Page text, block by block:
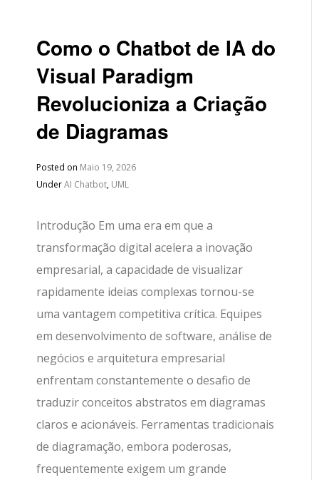
Como o Chatbot de IA do
Visual Paradigm
Revolucioniza a Criação
de Diagramas
Posted on Maio 19, 2026
UnderAI Chatbot, UML
Introdução Em uma era em que a
transformação digital acelera a inovação
empresarial, a capacidade de visualizar
rapidamente ideias complexas tornou-se
uma vantagem competitiva crítica. Equipes
em desenvolvimento de software, análise de
negócios e arquitetura empresarial
enfrentam constantemente o desafio de
traduzir conceitos abstratos em diagramas
claros e acionáveis. Ferramentas tradicionais
de diagramação, embora poderosas,
frequentemente exigem um grande